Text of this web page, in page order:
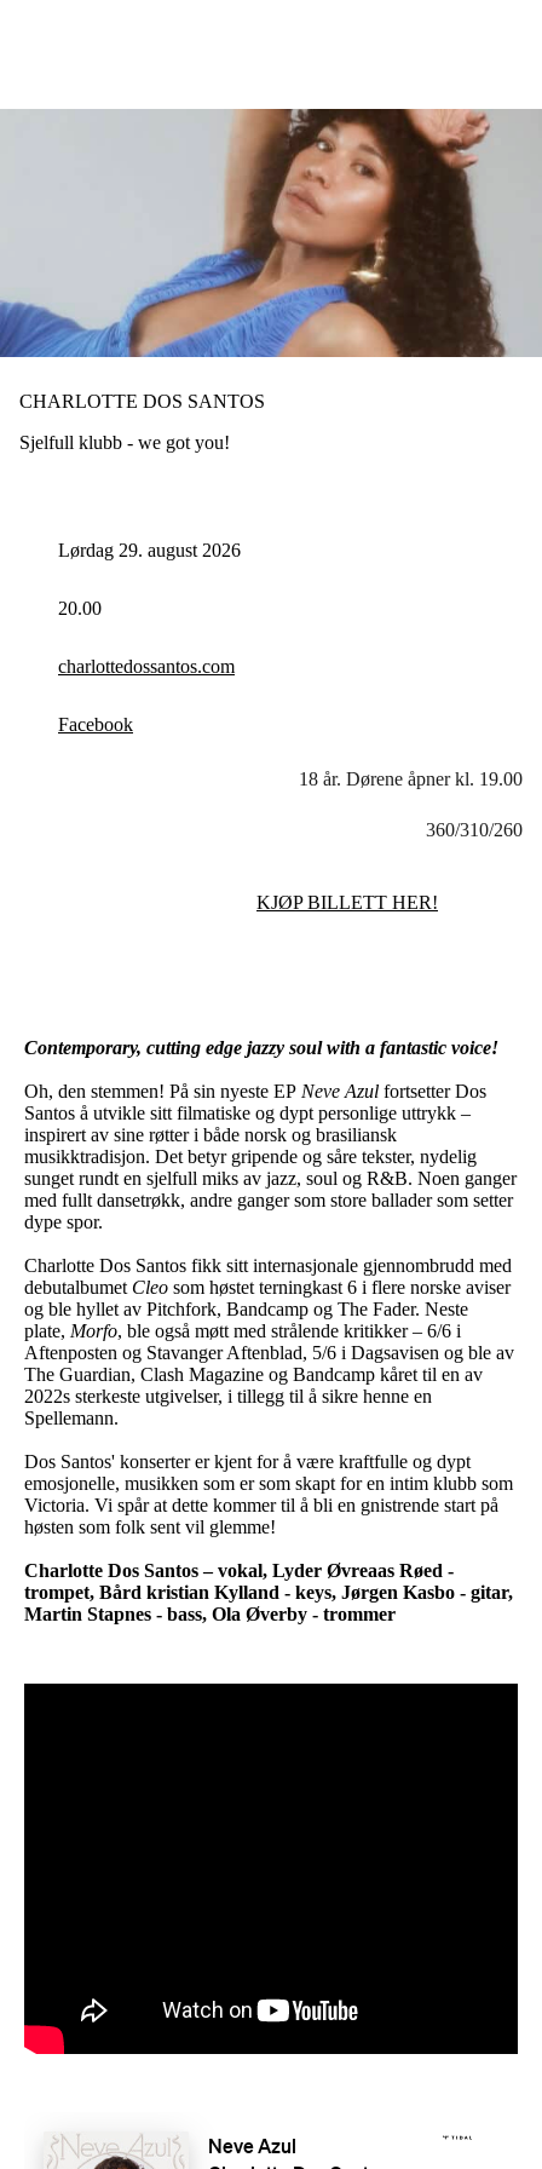
CHARLOTTE DOS SANTOS
Sjelfull klubb - we got you!
Lørdag 29. august 2026
20.00
charlottedossantos.com
Facebook
18 år. Dørene åpner kl. 19.00
360/310/260
KJØP BILLETT HER!
Contemporary, cutting edge jazzy soul with a fantastic voice!
Oh, den stemmen! På sin nyeste EP Neve Azul fortsetter Dos
Santos å utvikle sitt filmatiske og dypt personlige uttrykk –
inspirert av sine røtter i både norsk og brasiliansk
musikktradisjon. Det betyr gripende og såre tekster, nydelig
sunget rundt en sjelfull miks av jazz, soul og R&B. Noen ganger
med fullt dansetrøkk, andre ganger som store ballader som setter
dype spor.
Charlotte Dos Santos fikk sitt internasjonale gjennombrudd med
debutalbumet Cleo som høstet terningkast 6 i flere norske aviser
og ble hyllet av Pitchfork, Bandcamp og The Fader. Neste
plate, Morfo, ble også møtt med strålende kritikker – 6/6 i
Aftenposten og Stavanger Aftenblad, 5/6 i Dagsavisen og ble av
The Guardian, Clash Magazine og Bandcamp kåret til en av
2022s sterkeste utgivelser, i tillegg til å sikre henne en
Spellemann.
Dos Santos' konserter er kjent for å være kraftfulle og dypt
emosjonelle, musikken som er som skapt for en intim klubb som
Victoria. Vi spår at dette kommer til å bli en gnistrende start på
høsten som folk sent vil glemme!
Charlotte Dos Santos – vokal, Lyder Øvreaas Røed -
trompet, Bård kristian Kylland - keys, Jørgen Kasbo - gitar,
Martin Stapnes - bass, Ola Øverby - trommer